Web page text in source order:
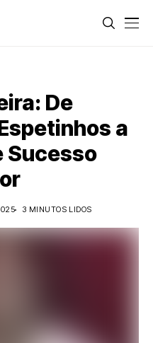
De
a
Sucesso
3 MINUTOS LIDOS